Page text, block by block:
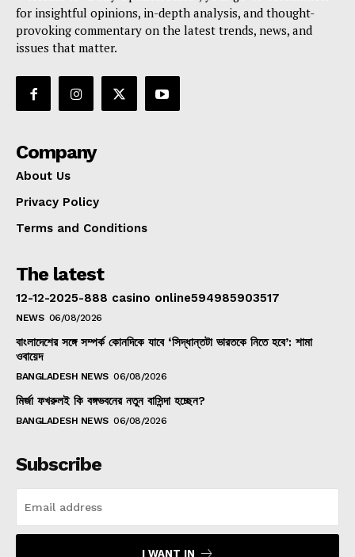
for insightful opinions, in-depth analysis, and thought-
provoking commentary on the latest trends, news, and
issues that matter.
Company
About Us
Privacy Policy
Terms and Conditions
The latest
12-12-2025-888 casino online594985903517
NEWS 06/08/2026
বাংলাদেশের সঙ্গে সম্পর্ক কোনদিকে যাবে ‘সিদ্ধান্তটা ভারতকে নিতে হবে’: শামা
ওবায়েদ
BANGLADESH NEWS 06/08/2026
মির্জা ফখরুলই কি বঙ্গভবনের নতুন বাসিন্দা হচ্ছেন?
BANGLADESH NEWS 06/08/2026
Subscribe
I WANT IN